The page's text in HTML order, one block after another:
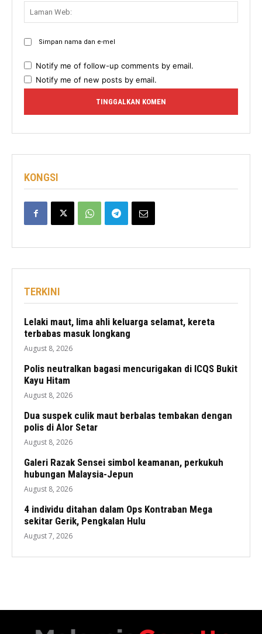
Simpan nama dan e-mel
Notify me of follow-up comments by email.
Notify me of new posts by email.
KONGSI
TERKINI
Lelaki maut, lima ahli keluarga selamat, kereta
terbabas masuk longkang
August 8, 2026
Polis neutralkan bagasi mencurigakan di ICQS Bukit
Kayu Hitam
August 8, 2026
Dua suspek culik maut berbalas tembakan dengan
polis di Alor Setar
August 8, 2026
Galeri Razak Sensei simbol keamanan, perkukuh
hubungan Malaysia-Jepun
August 8, 2026
4 individu ditahan dalam Ops Kontraban Mega
sekitar Gerik, Pengkalan Hulu
August 7, 2026